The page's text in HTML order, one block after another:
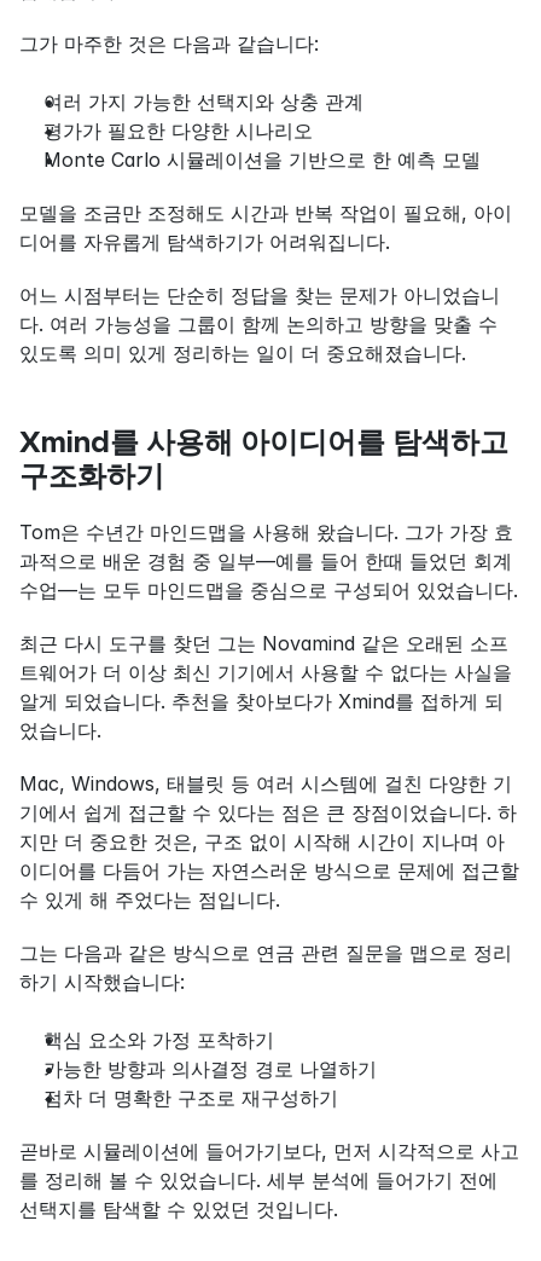
그가 마주한 것은 다음과 같습니다:
여러 가지 가능한 선택지와 상충 관계
평가가 필요한 다양한 시나리오
Monte Carlo 시뮬레이션을 기반으로 한 예측 모델
모델을 조금만 조정해도 시간과 반복 작업이 필요해, 아이
디어를 자유롭게 탐색하기가 어려워집니다.
어느 시점부터는 단순히 정답을 찾는 문제가 아니었습니
다. 여러 가능성을 그룹이 함께 논의하고 방향을 맞출 수
있도록 의미 있게 정리하는 일이 더 중요해졌습니다.
Xmind를 사용해 아이디어를 탐색하고
구조화하기
Tom은 수년간 마인드맵을 사용해 왔습니다. 그가 가장 효
과적으로 배운 경험 중 일부—예를 들어 한때 들었던 회계
수업—는 모두 마인드맵을 중심으로 구성되어 있었습니다.
최근 다시 도구를 찾던 그는 Novamind 같은 오래된 소프
트웨어가 더 이상 최신 기기에서 사용할 수 없다는 사실을
알게 되었습니다. 추천을 찾아보다가 Xmind를 접하게 되
었습니다.
Mac, Windows, 태블릿 등 여러 시스템에 걸친 다양한 기
기에서 쉽게 접근할 수 있다는 점은 큰 장점이었습니다. 하
지만 더 중요한 것은, 구조 없이 시작해 시간이 지나며 아
이디어를 다듬어 가는 자연스러운 방식으로 문제에 접근할
수 있게 해 주었다는 점입니다.
그는 다음과 같은 방식으로 연금 관련 질문을 맵으로 정리
하기 시작했습니다:
핵심 요소와 가정 포착하기
가능한 방향과 의사결정 경로 나열하기
점차 더 명확한 구조로 재구성하기
곧바로 시뮬레이션에 들어가기보다, 먼저 시각적으로 사고
를 정리해 볼 수 있었습니다. 세부 분석에 들어가기 전에
선택지를 탐색할 수 있었던 것입니다.